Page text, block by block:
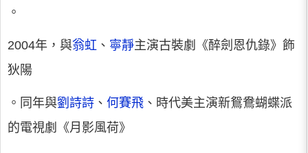
。
2004年，與翁虹 、 寧靜主演古裝劇《醉劍恩仇錄》飾
狄陽
。同年與劉詩詩 、 何賽飛 、時代美主演新鴛鴦蝴蝶派
的電視劇《月影風荷》